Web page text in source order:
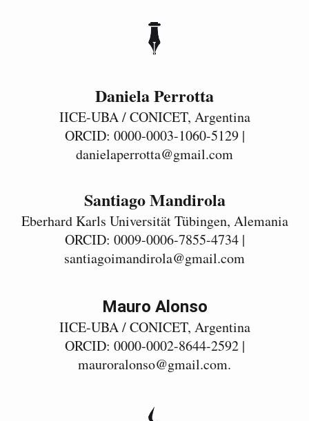
Daniela Perrotta
IICE-UBA / CONICET, Argentina
ORCID: 0000-0003-1060-5129 |
danielaperrotta@gmail.com
Santiago Mandirola
Eberhard Karls Universität Tübingen, Alemania
ORCID: 0009-0006-7855-4734 |
santiagoimandirola@gmail.com
Mauro Alonso
IICE-UBA / CONICET, Argentina
ORCID: 0000-0002-8644-2592 |
mauroralonso@gmail.com.